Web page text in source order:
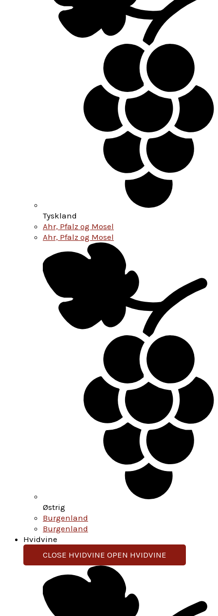
Tyskland
Ahr, Pfalz og Mosel
Ahr, Pfalz og Mosel
Østrig
Burgenland
Burgenland
Hvidvine
CLOSE HVIDVINE OPEN HVIDVINE